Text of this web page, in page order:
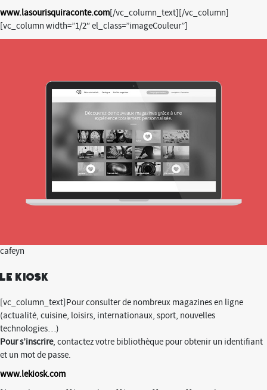
www.lasourisquiraconte.com[/vc_column_text][/vc_column]
[vc_column width=”1/2″ el_class=”imageCouleur”]
cafeyn
Le kiosk
[vc_column_text]Pour consulter de nombreux magazines en ligne
(actualité, cuisine, loisirs, internationaux, sport, nouvelles
technologies…)
Pour s’inscrire, contactez votre bibliothèque pour obtenir un identifiant
et un mot de passe.
www.lekiosk.com